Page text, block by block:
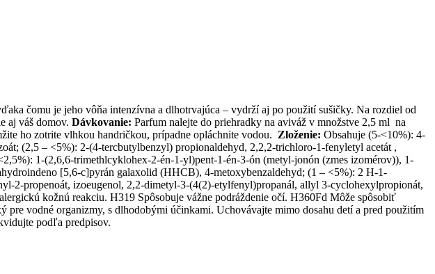
čomu je jeho vôňa intenzívna a dlhotrvajúca – vydrží aj po použití sušičky. Na rozdiel od
aj váš domov. Dávkovanie: Parfum nalejte do priehradky na aviváž v množstve 2,5 ml na
ho zotrite vlhkou handričkou, prípadne opláchnite vodou. Zloženie: Obsahuje (5-<10%): 4-
(2,5 – <5%): 2-(4-tercbutylbenzyl) propionaldehyd, 2,2,2-trichloro-1-fenyletyl acetát ,
1-(2,6,6-trimethlcyklohex-2-én-1-yl)pent-1-én-3-ón (metyl-jonón (zmes izomérov)), 1-
[5,6-c]pyrán galaxolid (HHCB), 4-metoxybenzaldehyd; (1 – <5%): 2 H-1-
2-propenoát, izoeugenol, 2,2-dimetyl-3-(4(2)-etylfenyl)propanál, allyl 3-cyclohexylpropionát,
kožnú reakciu. H319 Spôsobuje vážne podráždenie očí. H360Fd Môže spôsobiť
vodné organizmy, s dlhodobými účinkami. Uchovávajte mimo dosahu detí a pred použitím
podľa predpisov.